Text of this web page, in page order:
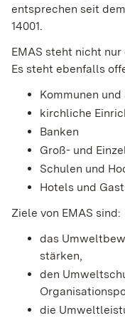
entsprechen seit
14001.
EMAS steht nicht
Es steht ebenfalls
Kommunen
kirchliche
Banken
Groß- und
Schulen und
Hotels und
Ziele von EMAS sind:
das
stärken,
den
die